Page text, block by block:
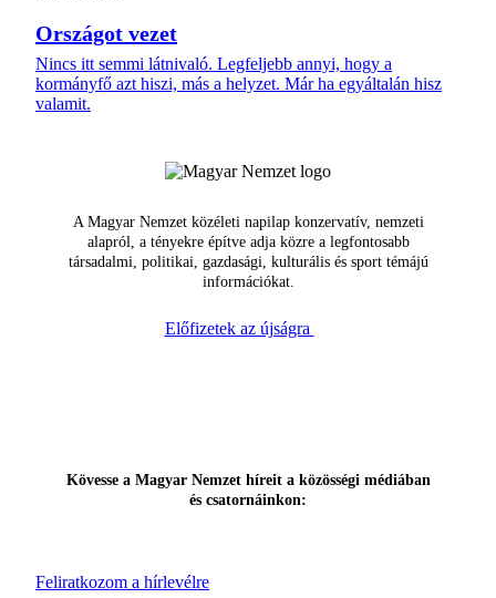
Országot vezet
Nincs itt semmi látnivaló. Legfeljebb annyi, hogy a
kormányfő azt hiszi, más a helyzet. Már ha egyáltalán hisz
valamit.
A Magyar Nemzet közéleti napilap konzervatív, nemzeti
alapról, a tényekre építve adja közre a legfontosabb
társadalmi, politikai, gazdasági, kulturális és sport témájú
információkat.
Előfizetek az újságra
Feliratkozom a hírlevélre
Kövesse a Magyar Nemzet híreit a közösségi médiában
és csatornáinkon: